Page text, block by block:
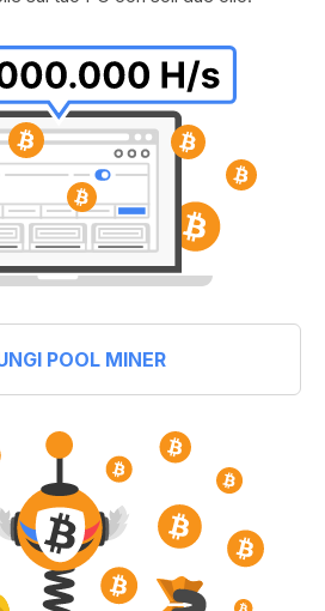
POOL MINER